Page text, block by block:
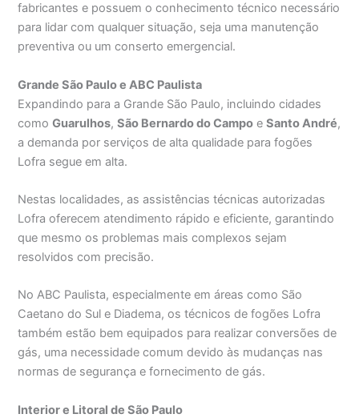
fabricantes e possuem o conhecimento técnico necessário
para lidar com qualquer situação, seja uma manutenção
preventiva ou um conserto emergencial.
Grande São Paulo e ABC Paulista
Expandindo para a Grande São Paulo, incluindo cidades
comoGuarulhos,São Bernardo do Campo eSanto André,
a demanda por serviços de alta qualidade para fogões
Lofra segue em alta.
Nestas localidades, as assistências técnicas autorizadas
Lofra oferecem atendimento rápido e eficiente, garantindo
que mesmo os problemas mais complexos sejam
resolvidos com precisão.
No ABC Paulista, especialmente em áreas como São
Caetano do Sul e Diadema, os técnicos de fogões Lofra
também estão bem equipados para realizar conversões de
gás, uma necessidade comum devido às mudanças nas
normas de segurança e fornecimento de gás.
Interior e Litoral de São Paulo